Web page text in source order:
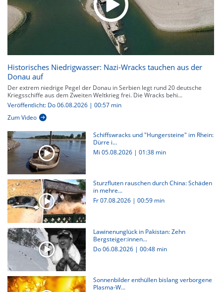
Historisches Niedrigwasser: Nazi-Wracks tauchen aus der
Donau auf
Der extrem niedrige Pegel der Donau in Serbien legt rund 20 deutsche
Kriegsschiffe aus dem Zweiten Weltkrieg frei. Die Wracks behi...
Veröffentlicht: Do 06.08.2026 | 00:57 min
Zum Video
Schiffswracks und "Hungersteine" im Rhein:
Dürre i...
Mi 05.08.2026 | 01:38 min
Sturzfluten rauschen durch China: Schäden
in mehre...
Fr 07.08.2026 | 00:59 min
Lawinenunglück in Pakistan: Zehn
Bergsteiger:innen...
Do 06.08.2026 | 00:48 min
Sonnenbilder enthüllen bislang verborgene
Plasma-W...